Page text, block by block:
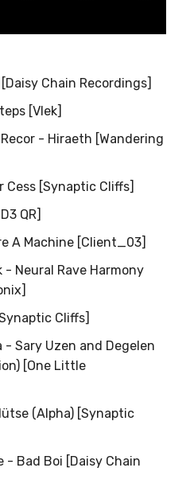
Chain Recordings]
[Vlek]
- Hiraeth [Wandering
Cess [Synaptic Cliffs]
QR]
A Machine [Client_03]
- Neural Rave Harmony
Cliffs]
- Sary Uzen and Degelen
[One Little
(Alpha) [Synaptic
- Bad Boi [Daisy Chain